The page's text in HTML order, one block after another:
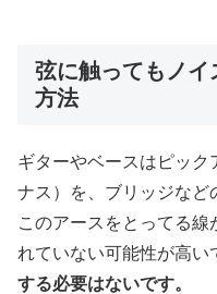
弦に触ってもノ
方法
ギターやベースはピック
ナス）を、ブリッジなど
このアースをとってる線
れていない可能性が高い
する必要はないです。